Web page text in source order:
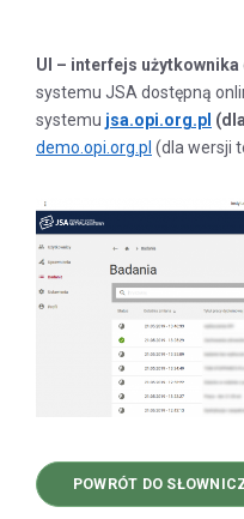
UI – interfejs użytkownika
systemu JSA dostępną
systemu jsa.opi.org.pl
demo.opi.org.pl (dla wersji
POWRÓT DO